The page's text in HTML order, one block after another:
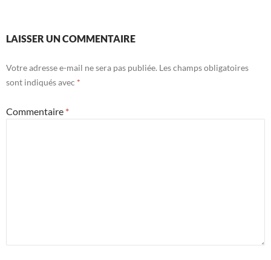
LAISSER UN COMMENTAIRE
Votre adresse e-mail ne sera pas publiée. Les champs obligatoires
sont indiqués avec *
Commentaire *